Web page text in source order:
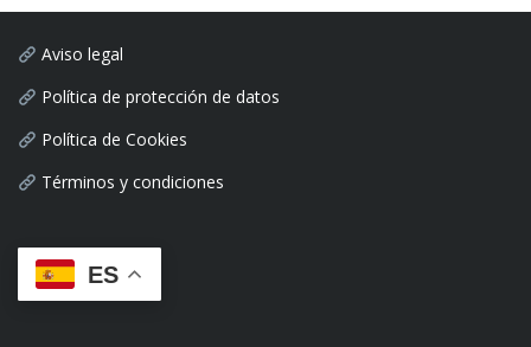
Aviso legal
Política de protección de datos
Política de Cookies
Términos y condiciones
ES